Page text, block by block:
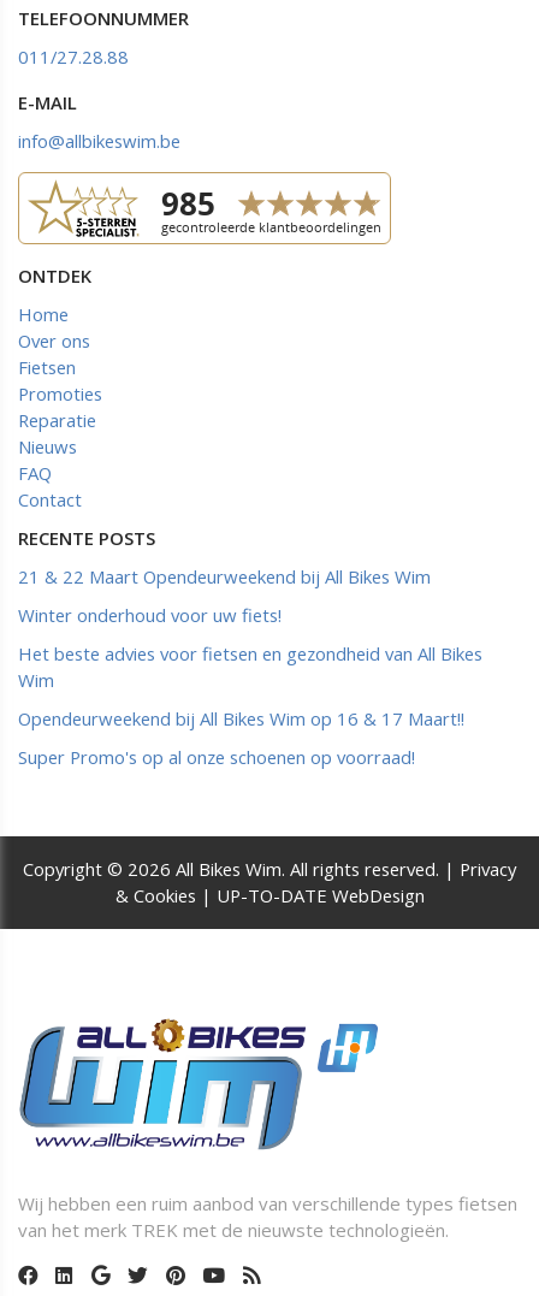
TELEFOONNUMMER
011/27.28.88
E-MAIL
info@allbikeswim.be
ONTDEK
Home
Over ons
Fietsen
Promoties
Reparatie
Nieuws
FAQ
Contact
RECENTE POSTS
21 & 22 Maart Opendeurweekend bij All Bikes Wim
Winter onderhoud voor uw fiets!
Het beste advies voor fietsen en gezondheid van All Bikes
Wim
Opendeurweekend bij All Bikes Wim op 16 & 17 Maart!!
Super Promo's op al onze schoenen op voorraad!
Copyright © 2026 All Bikes Wim. All rights reserved. | Privacy
& Cookies | UP-TO-DATE WebDesign
Wij hebben een ruim aanbod van verschillende types fietsen
van het merk TREK met de nieuwste technologieën.